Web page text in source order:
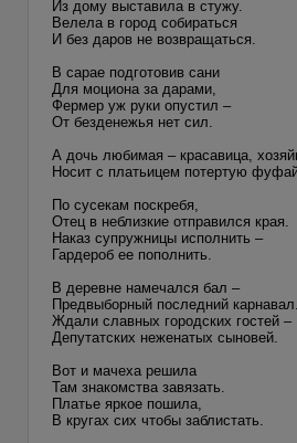
Из дому выставила в стужу.
Велела в город собираться
И без даров не возвращаться.
В сарае подготовив сани
Для моциона за дарами,
Фермер уж руки опустил –
От безденежья нет сил.
А дочь любимая – красавица,
Носит с платьицем потертую
По сусекам поскребя,
Отец в неблизкие отправился края.
Наказ супружницы исполнить –
Гардероб ее пополнить.
В деревне намечался бал –
Предвыборный последний карнавал.
Ждали славных городских гостей –
Депутатских неженатых сыновей.
Вот и мачеха решила
Там знакомства завязать.
Платье яркое пошила,
В кругах сих чтобы заблистать.